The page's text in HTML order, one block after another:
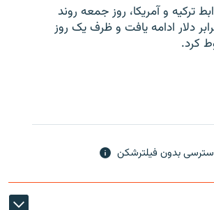
ترکیه و آمریکا، روز جمعه روند
دلار ادامه یافت و ظرف یک روز
بدون فیلترشکن